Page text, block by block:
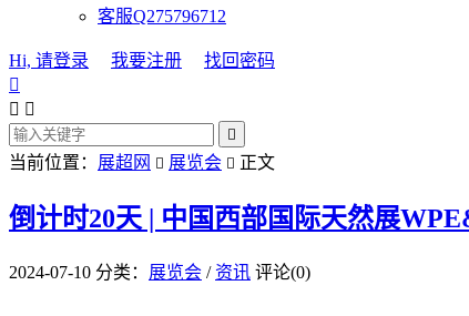
客服Q275796712
Hi, 请登录 我要注册
找回密码

 

当前位置： 展超网  展览会  正文
倒计时20天 | 中国西部国际天然展
2024-07-10 分类： 展览会 / 资讯 评论(0)